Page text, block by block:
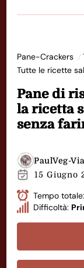
Pane-Crackers
Tutte le ricette
Pane di
la ricetta
senza
PaulVeg-
15 Giugno
Tempo totale:
Difficoltà: